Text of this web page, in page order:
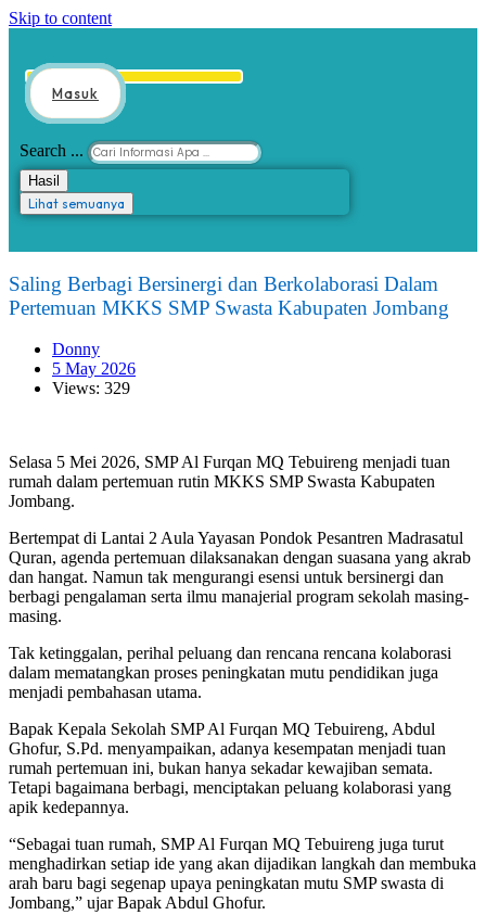
Skip to content
Masuk
Search ...
Hasil
Lihat semuanya
Saling Berbagi Bersinergi dan Berkolaborasi Dalam
Pertemuan MKKS SMP Swasta Kabupaten Jombang
Donny
5 May 2026
Views: 329
Selasa 5 Mei 2026, SMP Al Furqan MQ Tebuireng menjadi tuan
rumah dalam pertemuan rutin MKKS SMP Swasta Kabupaten
Jombang.
Bertempat di Lantai 2 Aula Yayasan Pondok Pesantren Madrasatul
Quran, agenda pertemuan dilaksanakan dengan suasana yang akrab
dan hangat. Namun tak mengurangi esensi untuk bersinergi dan
berbagi pengalaman serta ilmu manajerial program sekolah masing-
masing.
Tak ketinggalan, perihal peluang dan rencana rencana kolaborasi
dalam mematangkan proses peningkatan mutu pendidikan juga
menjadi pembahasan utama.
Bapak Kepala Sekolah SMP Al Furqan MQ Tebuireng, Abdul
Ghofur, S.Pd. menyampaikan, adanya kesempatan menjadi tuan
rumah pertemuan ini, bukan hanya sekadar kewajiban semata.
Tetapi bagaimana berbagi, menciptakan peluang kolaborasi yang
apik kedepannya.
“Sebagai tuan rumah, SMP Al Furqan MQ Tebuireng juga turut
menghadirkan setiap ide yang akan dijadikan langkah dan membuka
arah baru bagi segenap upaya peningkatan mutu SMP swasta di
Jombang,” ujar Bapak Abdul Ghofur.